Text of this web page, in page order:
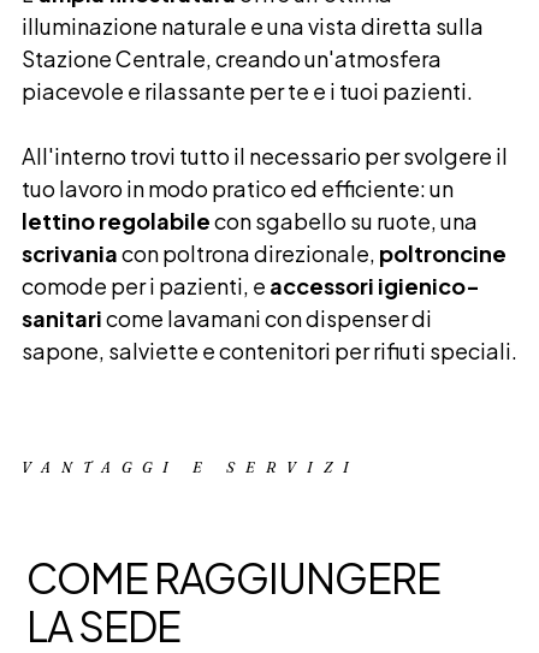
illuminazione naturale e una vista diretta sulla
Stazione Centrale, creando un'atmosfera
piacevole e rilassante per te e i tuoi pazienti.
All'interno trovi tutto il necessario per svolgere il
tuo lavoro in modo pratico ed efficiente: un
lettino regolabilecon sgabello su ruote, una
scrivaniacon poltrona direzionale, poltroncine
comode per i pazienti, e accessori igienico-
sanitaricome lavamani con dispenser di
sapone, salviette e contenitori per rifiuti speciali.
VANTAGGI E SERVIZI
COME RAGGIUNGERE
LA SEDE